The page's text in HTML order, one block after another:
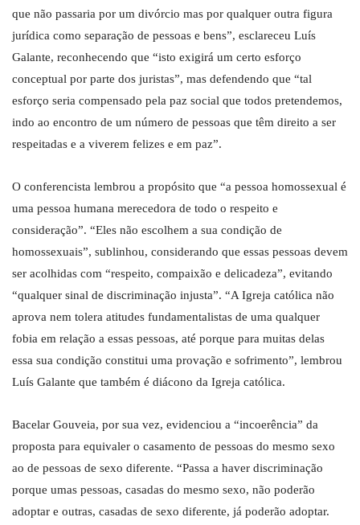
que não passaria por um divórcio mas por qualquer outra figura
jurídica como separação de pessoas e bens”, esclareceu Luís
Galante, reconhecendo que “isto exigirá um certo esforço
conceptual por parte dos juristas”, mas defendendo que “tal
esforço seria compensado pela paz social que todos pretendemos,
indo ao encontro de um número de pessoas que têm direito a ser
respeitadas e a viverem felizes e em paz”.
O conferencista lembrou a propósito que “a pessoa homossexual é
uma pessoa humana merecedora de todo o respeito e
consideração”. “Eles não escolhem a sua condição de
homossexuais”, sublinhou, considerando que essas pessoas devem
ser acolhidas com “respeito, compaixão e delicadeza”, evitando
“qualquer sinal de discriminação injusta”. “A Igreja católica não
aprova nem tolera atitudes fundamentalistas de uma qualquer
fobia em relação a essas pessoas, até porque para muitas delas
essa sua condição constitui uma provação e sofrimento”, lembrou
Luís Galante que também é diácono da Igreja católica.
Bacelar Gouveia, por sua vez, evidenciou a “incoerência” da
proposta para equivaler o casamento de pessoas do mesmo sexo
ao de pessoas de sexo diferente. “Passa a haver discriminação
porque umas pessoas, casadas do mesmo sexo, não poderão
adoptar e outras, casadas de sexo diferente, já poderão adoptar.